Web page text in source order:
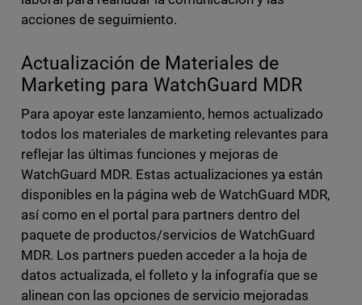
acciones de seguimiento.
Actualización de Materiales de
Marketing para WatchGuard MDR
Para apoyar este lanzamiento, hemos actualizado
todos los materiales de marketing relevantes para
reflejar las últimas funciones y mejoras de
WatchGuard MDR. Estas actualizaciones ya están
disponibles en la página web de WatchGuard MDR,
así como en el portal para partners dentro del
paquete de productos/servicios de WatchGuard
MDR. Los partners pueden acceder a la hoja de
datos actualizada, el folleto y la infografía que se
alinean con las opciones de servicio mejoradas